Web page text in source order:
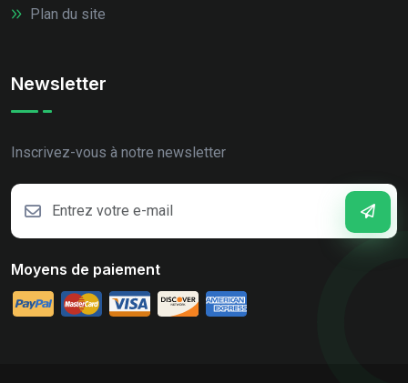
Plan du site
Newsletter
Inscrivez-vous à notre newsletter
Moyens de paiement